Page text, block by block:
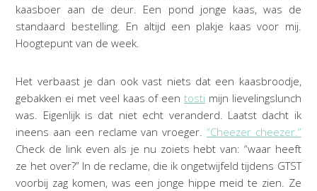
kaasboer aan de deur. Een pond jonge kaas, was de
standaard bestelling. En altijd een plakje kaas voor mij.
Hoogtepunt van de week.
Het verbaast je dan ook vast niets dat een kaasbroodje,
gebakken ei met veel kaas of eentosti mijn lievelingslunch
was. Eigenlijk is dat niet echt veranderd. Laatst dacht ik
ineens aan een reclame van vroeger. “Cheezer cheezer.”
Check de link even als je nu zoiets hebt van: “waar heeft
ze het over?” In de reclame, die ik ongetwijfeld tijdens GTST
voorbij zag komen, was een jonge hippe meid te zien. Ze